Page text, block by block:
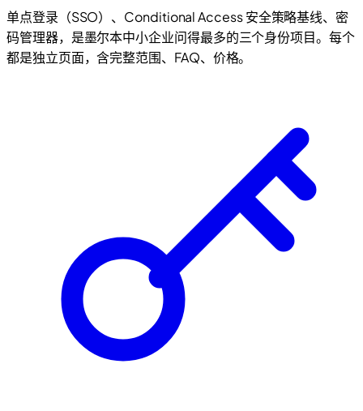
单点登录（SSO）、Conditional Access 安全策略基线、密
码管理器，是墨尔本中小企业问得最多的三个身份项目。每个
都是独立页面，含完整范围、FAQ、价格。